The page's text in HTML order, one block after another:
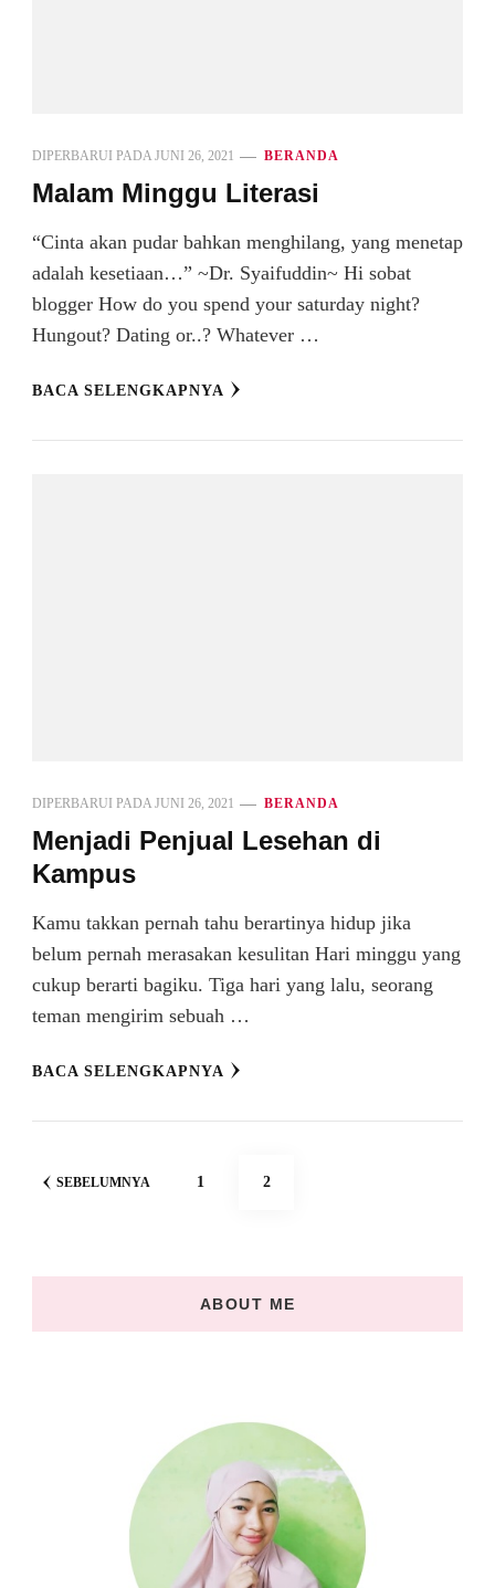
DIPERBARUI PADA JUNI 26, 2021 BERANDA
Malam Minggu Literasi
“Cinta akan pudar bahkan menghilang, yang menetap
adalah kesetiaan…” ~Dr. Syaifuddin~ Hi sobat
blogger How do you spend your saturday night?
Hungout? Dating or..? Whatever …
BACA SELENGKAPNYA
DIPERBARUI PADA JUNI 26, 2021 BERANDA
Menjadi Penjual Lesehan di
Kampus
Kamu takkan pernah tahu berartinya hidup jika
belum pernah merasakan kesulitan Hari minggu yang
cukup berarti bagiku. Tiga hari yang lalu, seorang
teman mengirim sebuah …
BACA SELENGKAPNYA
Navigasi
SEBELUMNYA HALAMAN
1 HALAMAN
2
ABOUT ME